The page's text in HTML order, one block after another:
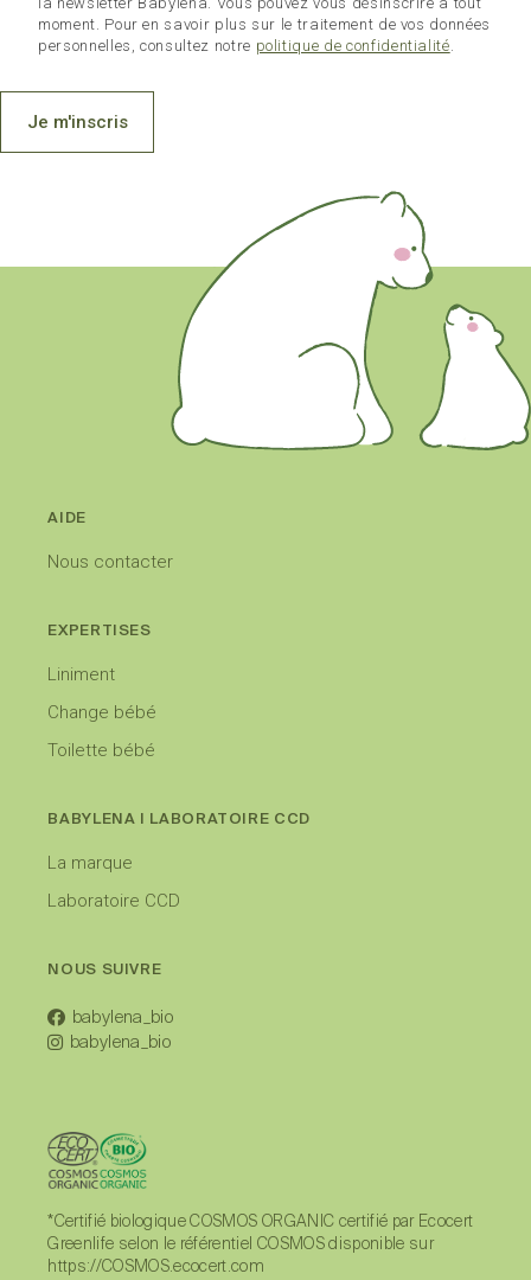
moment. Pour en savoir plus sur le traitement de vos données
personnelles, consultez notre politique de confidentialité.
Je m'inscris
AIDE
Nous contacter
EXPERTISES
Liniment
Change bébé
Toilette bébé
BABYLENA I LABORATOIRE CCD
La marque
Laboratoire CCD
NOUS SUIVRE
babylena_bio
babylena_bio
*Certifié biologique COSMOS ORGANIC certifié par Ecocert
Greenlife selon le référentiel COSMOS disponible sur
https://COSMOS.ecocert.com